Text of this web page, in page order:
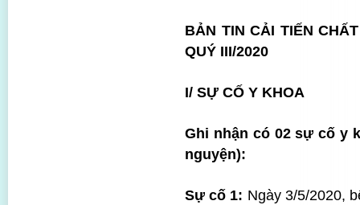
BẢN TIN CẢI TIẾN
QUÝ III/2020
I/ SỰ CỐ Y KHOA
Ghi nhận có 02 sự cố y
nguyện):
Sự cố 1: Ngày 3/5/2020,